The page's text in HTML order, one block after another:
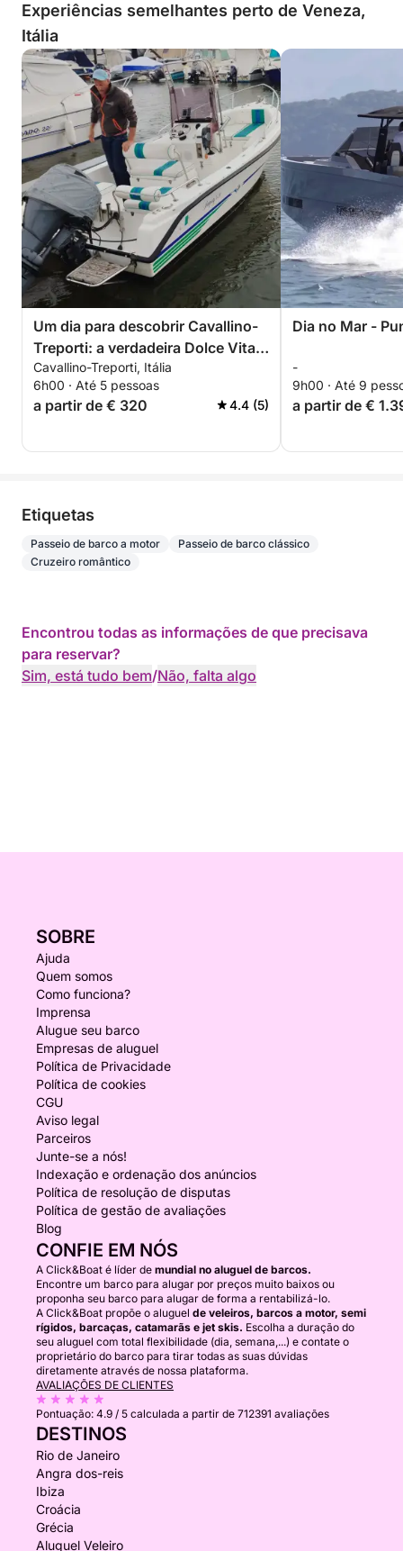
Experiências semelhantes perto de Veneza,
Itália
Um dia para descobrir Cavallino-
Treporti: a verdadeira Dolce Vita
em uma lancha
Cavallino-Treporti, Itália
6h00 · Até 5 pessoas
a partir de € 320 4.4 (5)
Dia no Mar -
-
9h00 · Até 9
a partir de €
Etiquetas
Passeio de barco a motor
Passeio de barco clássico
Cruzeiro romântico
Encontrou todas as informações de que precisava
para reservar?
Sim, está tudo bem/Não, falta algo
SOBRE
Ajuda
Quem somos
Como funciona?
Imprensa
Alugue seu barco
Empresas de aluguel
Política de Privacidade
Política de cookies
CGU
Aviso legal
Parceiros
Junte-se a nós!
Indexação e ordenação dos anúncios
Política de resolução de disputas
Política de gestão de avaliações
Blog
CONFIE EM NÓS
A Click&Boat é líder de mundial no aluguel de barcos.
Encontre um barco para alugar por preços muito baixos ou
proponha seu barco para alugar de forma a rentabilizá-lo.
A Click&Boat propõe o aluguel de veleiros, barcos a motor, semi
rígidos, barcaças, catamarãs e jet skis. Escolha a duração do
seu aluguel com total flexibilidade (dia, semana,...) e contate o
proprietário do barco para tirar todas as suas dúvidas
diretamente através de nossa plataforma.
AVALIAÇÕES DE CLIENTES
Pontuação: 4.9 / 5 calculada a partir de 712391 avaliações
DESTINOS
Rio de Janeiro
Angra dos-reis
Ibiza
Croácia
Grécia
Aluguel Veleiro